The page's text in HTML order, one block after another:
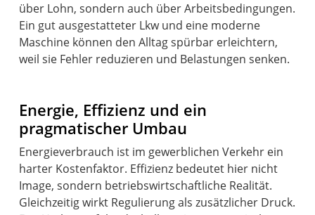
über Lohn, sondern auch über Arbeitsbedingungen.
Ein gut ausgestatteter Lkw und eine moderne
Maschine können den Alltag spürbar erleichtern,
weil sie Fehler reduzieren und Belastungen senken.
Energie, Effizienz und ein
pragmatischer Umbau
Energieverbrauch ist im gewerblichen Verkehr ein
harter Kostenfaktor. Effizienz bedeutet hier nicht
Image, sondern betriebswirtschaftliche Realität.
Gleichzeitig wirkt Regulierung als zusätzlicher Druck.